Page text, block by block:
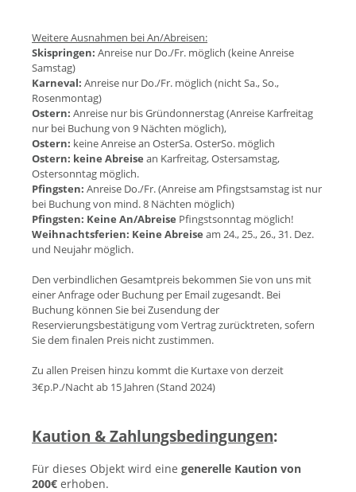
Weitere Ausnahmen bei An/Abreisen:
Skispringen: Anreise nur Do./Fr. möglich (keine Anreise
Samstag)
Karneval: Anreise nur Do./Fr. möglich (nicht Sa., So.,
Rosenmontag)
Ostern: Anreise nur bis Gründonnerstag (Anreise Karfreitag
nur bei Buchung von 9 Nächten möglich),
Ostern: keine Anreise an OsterSa. OsterSo. möglich
Ostern: keine Abreise an Karfreitag, Ostersamstag,
Ostersonntag möglich.
Pfingsten: Anreise Do./Fr. (Anreise am Pfingstsamstag ist nur
bei Buchung von mind. 8 Nächten möglich)
Pfingsten: Keine An/Abreise Pfingstsonntag möglich!
Weihnachtsferien: Keine Abreise am 24., 25., 26., 31. Dez.
und Neujahr möglich.
Den verbindlichen Gesamtpreis bekommen Sie von uns mit
einer Anfrage oder Buchung per Email zugesandt. Bei
Buchung können Sie bei Zusendung der
Reservierungsbestätigung vom Vertrag zurücktreten, sofern
Sie dem finalen Preis nicht zustimmen.
Zu allen Preisen hinzu kommt die Kurtaxe von derzeit
3€p.P./Nacht ab 15 Jahren (Stand 2024)
Kaution & Zahlungsbedingungen:
Für dieses Objekt wird eine generelle Kaution von
200€ erhoben.